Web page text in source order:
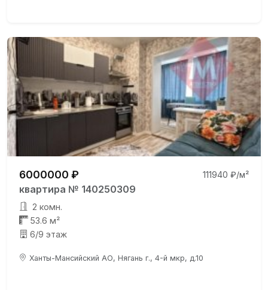
6000000 ₽ 111940 ₽/м²
квартира № 140250309
2 комн.
53.6 м²
6/9 этаж
Ханты-Мансийский АО, Нягань г., 4-й мкр, д.10